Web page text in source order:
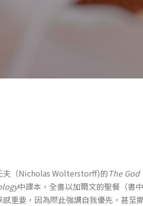
夫（Nicholas Wolterstorff)的The God
中譯本，全書以加爾文的聖餐（書
重要，因為際此強調自我優先，甚至